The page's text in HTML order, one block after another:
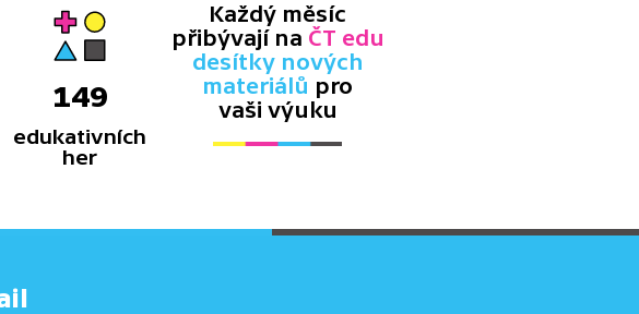
149
edukativních
her
Každý měsíc
přibývají na ČT edu
desítky nových
materiálů pro
vaši výuku